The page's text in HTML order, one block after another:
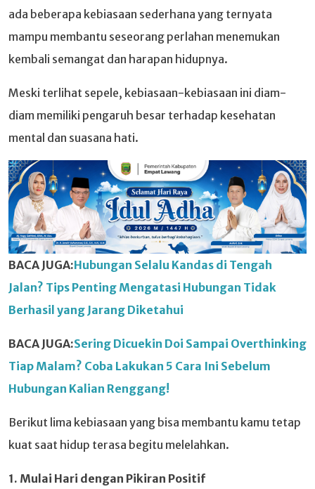
ada beberapa kebiasaan sederhana yang ternyata
mampu membantu seseorang perlahan menemukan
kembali semangat dan harapan hidupnya.
Meski terlihat sepele, kebiasaan-kebiasaan ini diam-
diam memiliki pengaruh besar terhadap kesehatan
mental dan suasana hati.
BACA JUGA:Hubungan Selalu Kandas di Tengah
Jalan? Tips Penting Mengatasi Hubungan Tidak
Berhasil yang Jarang Diketahui
BACA JUGA:Sering Dicuekin Doi Sampai Overthinking
Tiap Malam? Coba Lakukan 5 Cara Ini Sebelum
Hubungan Kalian Renggang!
Berikut lima kebiasaan yang bisa membantu kamu tetap
kuat saat hidup terasa begitu melelahkan.
1. Mulai Hari dengan Pikiran Positif